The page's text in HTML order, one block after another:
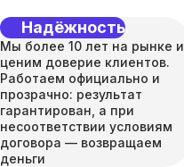
Надёжность
Мы более 10 лет на рынке и
ценим доверие клиентов.
Работаем официально и
прозрачно: результат
гарантирован, а при
несоответствии условиям
договора — возвращаем
деньги